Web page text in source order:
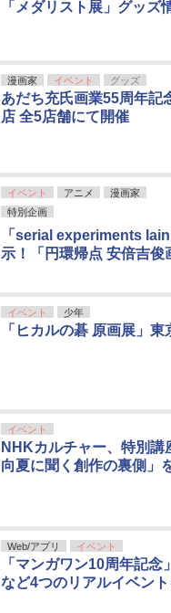
「メダリスト展」グッ
漫画家 イベント グッズ
あだち充氏画業55周年記
店 全5店舗にて開催
イベント アニメ
漫画家
特別企画
「serial experiments
示！「円環帰点 安倍吉
イベント 少年
「ヒカルの碁 原画展」
イベント
NHKカルチャー、特別講
向夏に聞く創作の裏側」
Web/アプリ イベント
「マンガワン10周年記念
など4つのリアルイベン